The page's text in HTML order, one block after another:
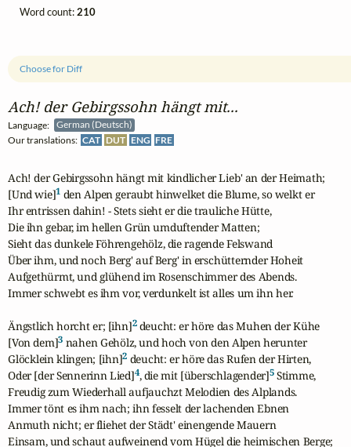
Ach! der Gebirgssohn hängt mit...
Language:
German (Deutsch)
Our translations: CAT DUT ENG FRE
Choose for Diff
Ach! der Gebirgssohn hängt mit kindlicher Lieb' an der Heimath;
[Und wie]1 den Alpen geraubt hinwelket die Blume, so welkt er
Ihr entrissen dahin! - Stets sieht er die trauliche Hütte,
Die ihn gebar, im hellen Grün umduftender Matten;
Sieht das dunkele Föhrengehölz, die ragende Felswand
Über ihm, und noch Berg' auf Berg' in erschütternder Hoheit
Aufgethürmt, und glühend im Rosenschimmer des Abends.
Immer schwebt es ihm vor, verdunkelt ist alles um ihn her.
Ängstlich horcht er; [ihn]2 deucht: er höre das Muhen der Kühe
[Von dem]3 nahen Gehölz, und hoch von den Alpen herunter
Glöcklein klingen; [ihn]2 deucht: er höre das Rufen der Hirten,
Oder [der Sennerinn Lied]4, die mit [überschlagender]5 Stimme,
Freudig zum Wiederhall aufjauchzt Melodien des Alplands.
Immer tönt es ihm nach; ihn fesselt der lachenden Ebnen
Anmuth nicht; er fliehet der Städt' einengende Mauern
Einsam, und schaut aufweinend vom Hügel die heimischen Berge;
Word count:210